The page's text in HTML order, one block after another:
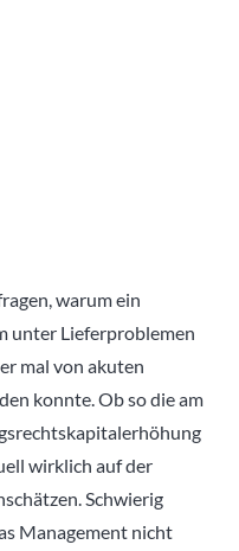
warum ein
unter Lieferproblemen
mal von akuten
konnte. Ob so die am
wirklich auf der
Schwierig
Management nicht